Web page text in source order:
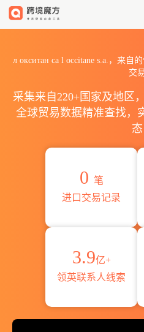
л окситан са l occitane s.a.，来自
交
采集来自220+国家及地区
全球贸易数据精准查找，
态
0 笔
进口交易记录
3.9亿+
领英联系人线索